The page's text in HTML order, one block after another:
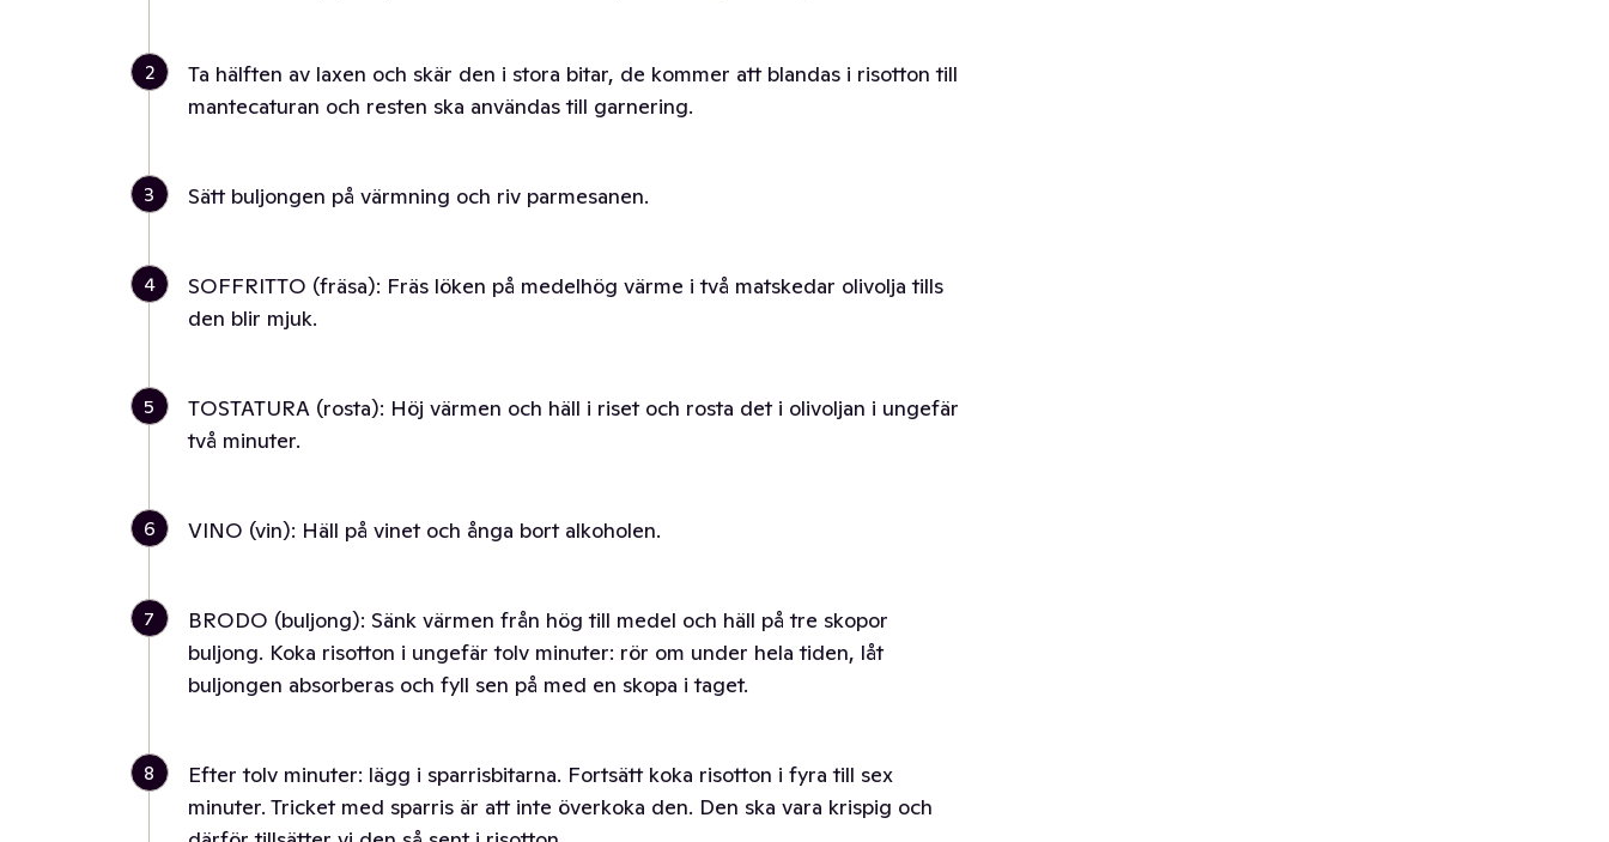
2
Ta hälften av laxen och skär den i stora bitar, de kommer att blandas i risotton till
mantecaturan och resten ska användas till garnering.
3 Sätt buljongen på värmning och riv parmesanen.
4
SOFFRITTO (fräsa): Fräs löken på medelhög värme i två matskedar olivolja tills
den blir mjuk.
5
TOSTATURA (rosta): Höj värmen och häll i riset och rosta det i olivoljan i ungefär
två minuter.
6 VINO (vin): Häll på vinet och ånga bort alkoholen.
7
BRODO (buljong): Sänk värmen från hög till medel och häll på tre skopor
buljong. Koka risotton i ungefär tolv minuter: rör om under hela tiden, låt
buljongen absorberas och fyll sen på med en skopa i taget.
8
Efter tolv minuter: lägg i sparrisbitarna. Fortsätt koka risotton i fyra till sex
minuter. Tricket med sparris är att inte överkoka den. Den ska vara krispig och